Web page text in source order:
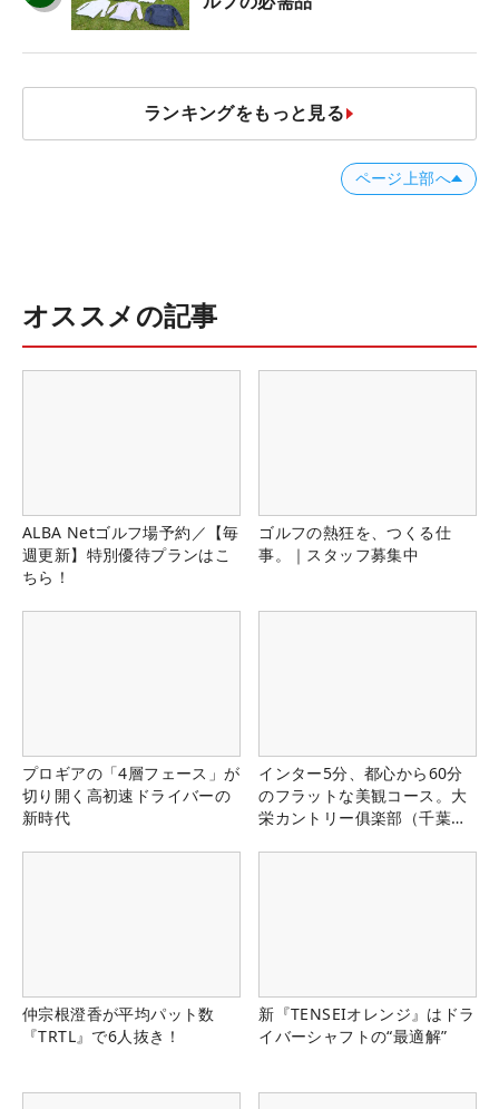
ランキングをもっと見る
ページ上部へ
オススメの記事
ALBA Netゴルフ場予約／【毎
週更新】特別優待プランはこ
ちら！
ゴルフの熱狂を、つくる仕
事。｜スタッフ募集中
プロギアの「4層フェース」が
切り開く高初速ドライバーの
新時代
インター5分、都心から60分
のフラットな美観コース。大
栄カントリー俱楽部（千葉
仲宗根澄香が平均パット数
『TRTL』で6人抜き！
新『TENSEIオレンジ』はドラ
イバーシャフトの“最適解”